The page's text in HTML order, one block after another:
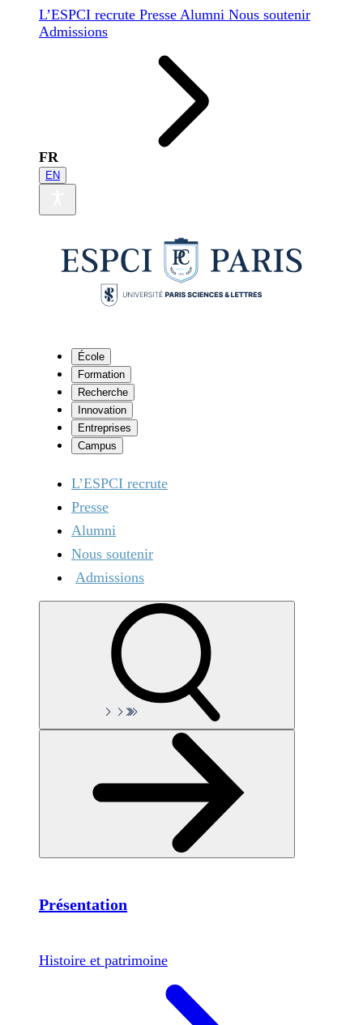
L’ESPCI recrute Presse Alumni Nous soutenir
Admissions
FR
EN
École
Formation
Recherche
Innovation
Entreprises
Campus
L’ESPCI recrute
Presse
Alumni
Nous soutenir
Admissions
Présentation
Histoire et patrimoine